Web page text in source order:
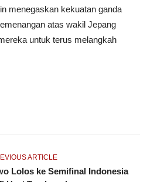
menegaskan kekuatan ganda
atas wakil Jepang
untuk terus melangkah
ARTICLE
Lolos ke Semifinal Indonesia